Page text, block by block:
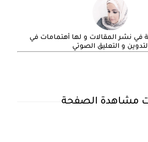
في نشر المقالات و لها أهتمامات في
و التعليق الصوتي
مشاهدة الصفحة